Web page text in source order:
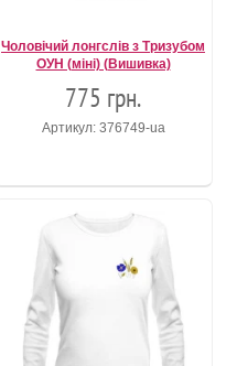
Чоловічий лонгслів з Тризубом
ОУН (міні) (Вишивка)
775 грн.
Артикул: 376749-ua